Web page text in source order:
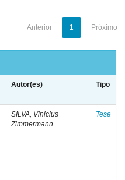
Anterior 1 Próximo
Autor(es) Tipo
SILVA, Vinicius
Zimmermann
Tese